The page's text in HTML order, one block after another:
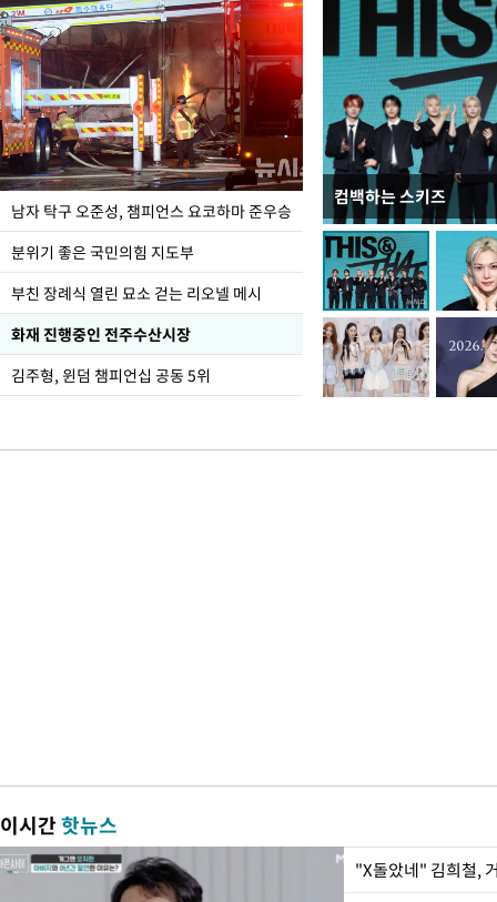
남자 탁구 오준성, 챔피언스 요코하마 준우승
분위기 좋은 국민의힘 지도부
부친 장례식 열린 묘소 걷는 리오넬 메시
화재 진행중인 전주수산시장
김주형, 윈덤 챔피언십 공동 5위
컴백하는 스키즈
한-미, UFS연합연습
이시간핫뉴스
"X돌았네" 김희철,